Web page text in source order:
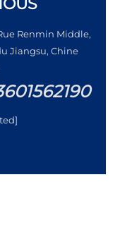
Renmin Middle,
Jiangsu, Chine